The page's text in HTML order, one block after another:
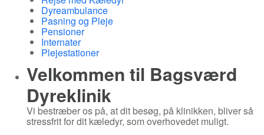
Dyreambulance
Pasning og Pleje
Pensioner
Internater
Plejestationer
Velkommen til Bagsværd
Dyreklinik
Vi bestræber os på, at dit besøg, på klinikken, bliver så
stressfrit for dit kæledyr, som overhovedet muligt.